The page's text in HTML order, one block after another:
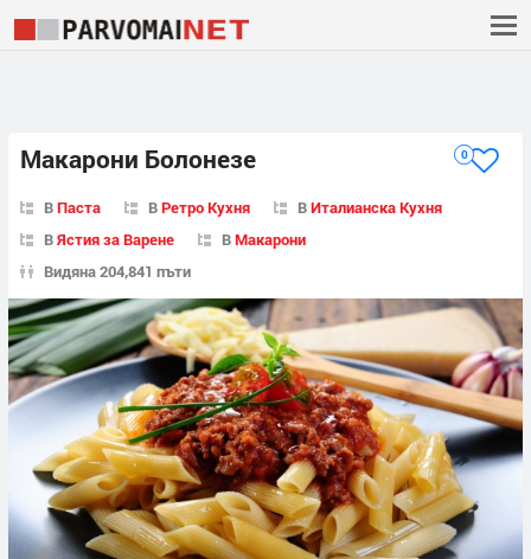
Макарони Болонезе 0
ВПаста ВРетро Кухня ВИталианска Кухня
ВЯстия за Варене ВМакарони
Видяна 204,841 пъти